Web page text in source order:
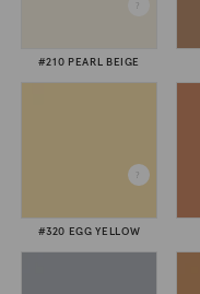
#210 PEARL BEIGE
#320 EGG YELLOW